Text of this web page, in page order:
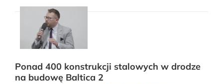
Ponad 400 konstrukcji stalowych w drodze
na budowę Baltica 2